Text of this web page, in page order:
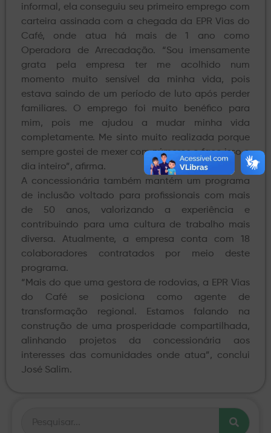
informal, ela conseguiu seu primeiro emprego com
carteira assinada com a chegada da EPR Vias do
Café, onde atua há mais de 1 ano como
Operadora de Arrecadação. “Sou imensamente
grata pela empresa ter me acolhido num
momento muito sensível da minha vida, pois
estava saindo de um período de luto após perder
familiares. O emprego foi muito benéfico para
mim, pois me ajudou a mudar minha vida
completamente. Me sinto muito realizada porque
sempre gostei de mexer com números e faço isso o
dia inteiro”, afirma.
A concessionária também mantém um programa
de inclusão voltado para profissionais com mais
de 50 anos, valorizando a experiência e
contribuindo para uma cultura de trabalho mais
diversa. Atualmente, a empresa conta com 18
colaboradores contratados por meio deste
programa.
“Mais do que uma gestora de rodovias, a EPR Vias
do Café se posiciona como agente de
transformação regional. Estamos falando na
construção de uma prosperidade compartilhada,
alinhando projetos da concessionária aos
interesses das comunidades onde atua”, conclui
José Salim.